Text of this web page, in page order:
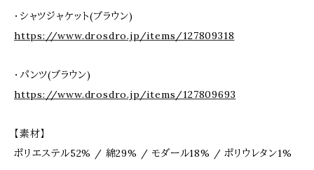
・シャツジャケット(ブラウン)
https://www.drosdro.jp/items/127809318
・パンツ(ブラウン)
https://www.drosdro.jp/items/127809693
【素材】
ポリエステル52% / 綿29% / モダール18% / ポリウレタン1%